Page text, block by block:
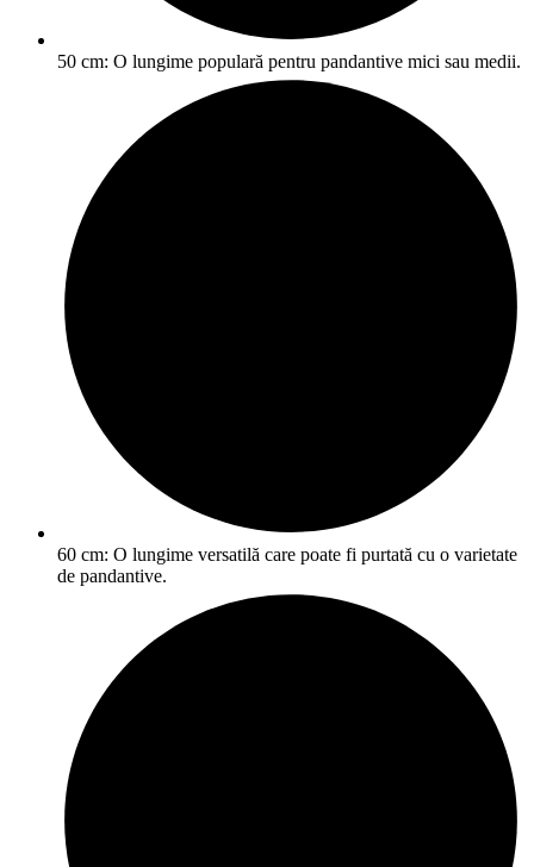
50 cm: O lungime populară pentru pandantive mici sau medii.
60 cm: O lungime versatilă care poate fi purtată cu o varietate
de pandantive.